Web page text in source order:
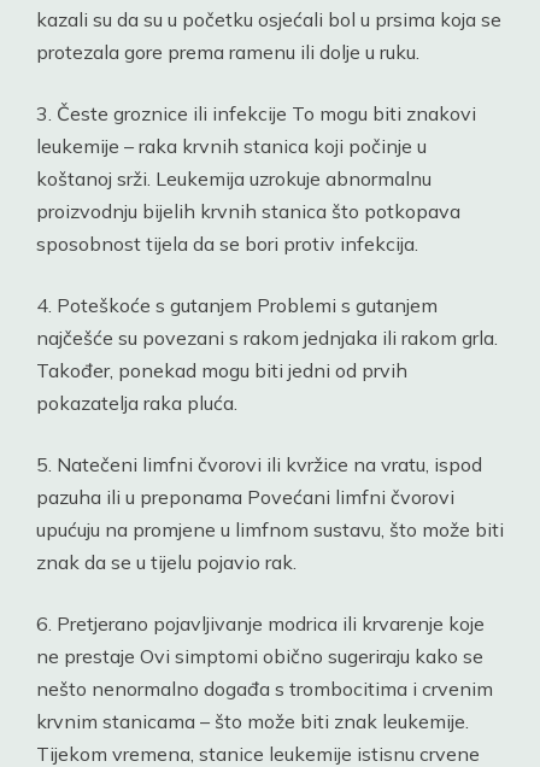
kazali su da su u početku osjećali bol u prsima koja se
protezala gore prema ramenu ili dolje u ruku.
3. Česte groznice ili infekcije To mogu biti znakovi
leukemije – raka krvnih stanica koji počinje u
koštanoj srži. Leukemija uzrokuje abnormalnu
proizvodnju bijelih krvnih stanica što potkopava
sposobnost tijela da se bori protiv infekcija.
4. Poteškoće s gutanjem Problemi s gutanjem
najčešće su povezani s rakom jednjaka ili rakom grla.
Također, ponekad mogu biti jedni od prvih
pokazatelja raka pluća.
5. Natečeni limfni čvorovi ili kvržice na vratu, ispod
pazuha ili u preponama Povećani limfni čvorovi
upućuju na promjene u limfnom sustavu, što može biti
znak da se u tijelu pojavio rak.
6. Pretjerano pojavljivanje modrica ili krvarenje koje
ne prestaje Ovi simptomi obično sugeriraju kako se
nešto nenormalno događa s trombocitima i crvenim
krvnim stanicama – što može biti znak leukemije.
Tijekom vremena, stanice leukemije istisnu crvene